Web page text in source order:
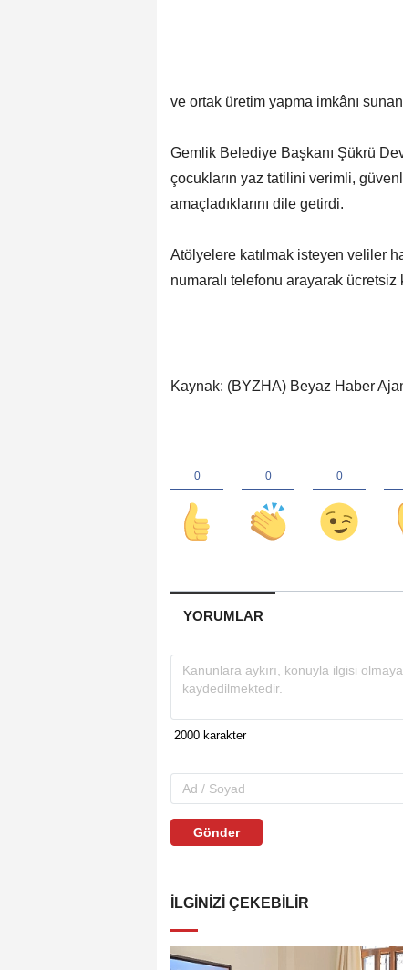
ve ortak üretim yapma imkânı
Gemlik Belediye Başkanı Şükrü
çocukların yaz tatilini verimli,
amaçladıklarını dile getirdi.
Atölyelere katılmak isteyen veliler
numaralı telefonu arayarak ücretsiz
Kaynak: (BYZHA) Beyaz Haber
YORUMLAR
Gönder
İLGINIZI ÇEKEBILIR